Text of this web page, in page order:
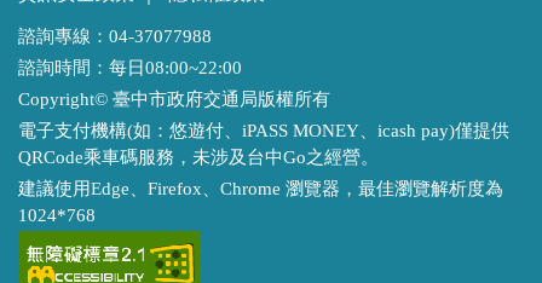
諮詢專線：04-37077988
諮詢時間：每日08:00~22:00
Copyright© 臺中市政府交通局版權所有
電子支付機構(如：悠遊付、iPASS MONEY、icash pay)僅提供
QRCode乘車碼服務，未涉及台中Go之經營。
建議使用Edge、Firefox、Chrome 瀏覽器，最佳瀏覽解析度為
1024*768